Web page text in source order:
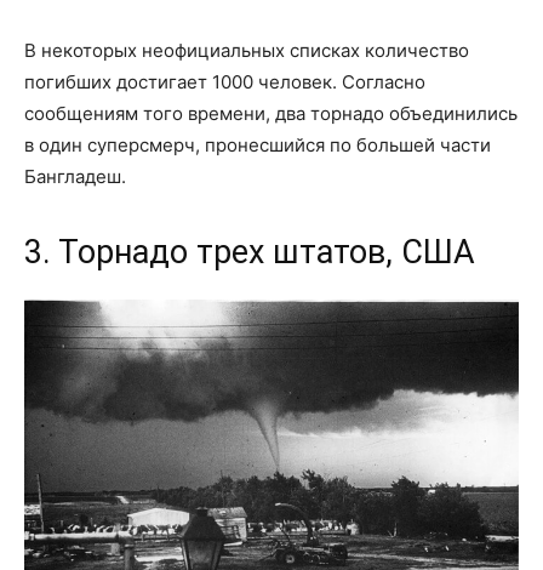
В некоторых неофициальных списках количество
погибших достигает 1000 человек. Согласно
сообщениям того времени, два торнадо объединились
в один суперсмерч, пронесшийся по большей части
Бангладеш.
3. Торнадо трех штатов, США